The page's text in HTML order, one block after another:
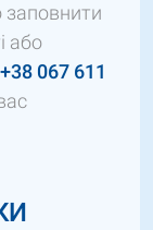
заповнити
або
+38 067 611